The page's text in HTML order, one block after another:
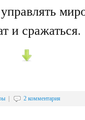
и сражаться.
2 комментария